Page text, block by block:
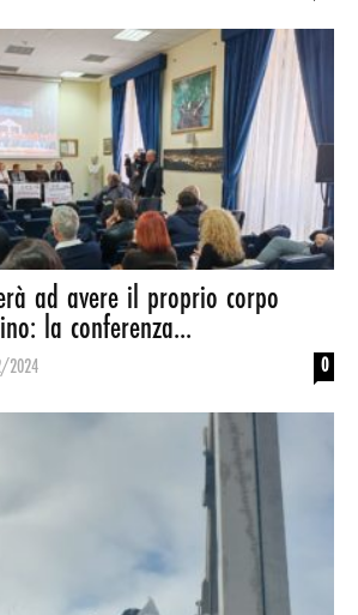
ad avere il proprio corpo
la conferenza...
2024 0